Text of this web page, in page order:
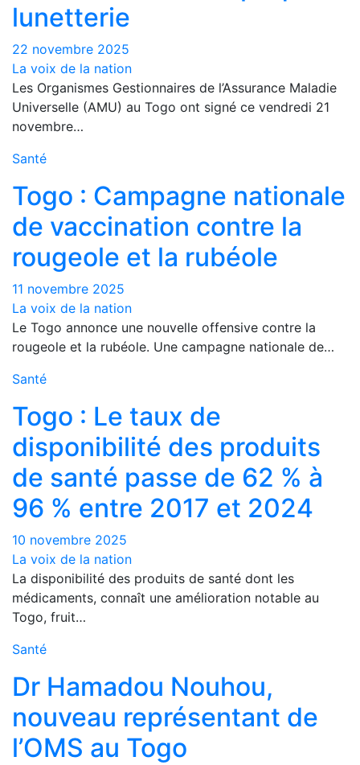
lunetterie
22 novembre 2025
La voix de la nation
Les Organismes Gestionnaires de l’Assurance Maladie
Universelle (AMU) au Togo ont signé ce vendredi 21
novembre…
Santé
Togo : Campagne nationale
de vaccination contre la
rougeole et la rubéole
11 novembre 2025
La voix de la nation
Le Togo annonce une nouvelle offensive contre la
rougeole et la rubéole. Une campagne nationale de…
Santé
Togo : Le taux de
disponibilité des produits
de santé passe de 62 % à
96 % entre 2017 et 2024
10 novembre 2025
La voix de la nation
La disponibilité des produits de santé dont les
médicaments, connaît une amélioration notable au
Togo, fruit…
Santé
Dr Hamadou Nouhou,
nouveau représentant de
l’OMS au Togo